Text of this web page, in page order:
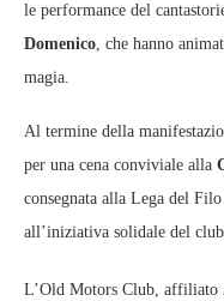
le performance del
Domenico, che hanno
magia.
Al termine della
per una cena conviviale alla
consegnata alla Lega del
all’iniziativa solidale del
L’Old Motors Club, affiliato